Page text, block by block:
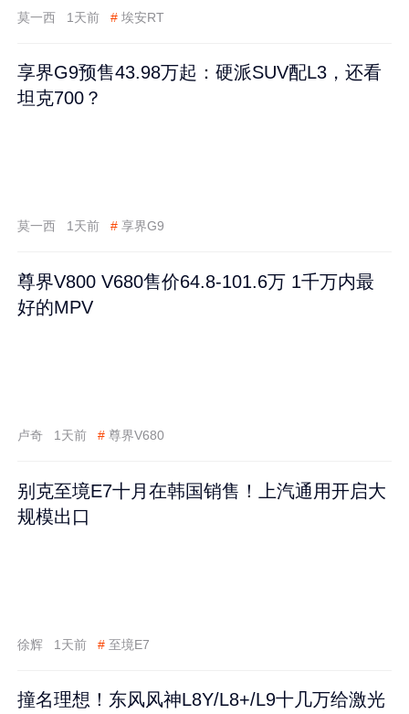
莫一西 1天前 # 埃安RT
享界G9预售43.98万起：硬派SUV配L3，还看
坦克700？
莫一西 1天前 # 享界G9
尊界V800 V680售价64.8-101.6万 1千万内最
好的MPV
卢奇 1天前 # 尊界V680
别克至境E7十月在韩国销售！上汽通用开启大
规模出口
徐辉 1天前 # 至境E7
撞名理想！东风风神L8Y/L8+/L9十几万给激光